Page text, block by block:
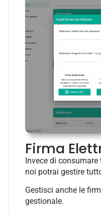
Firma
Invece di
noi potrai gestire
Gestisci anche le
gestionale.